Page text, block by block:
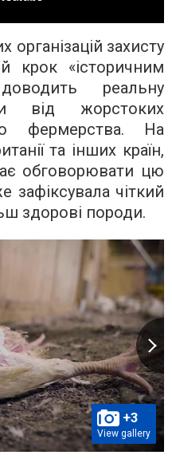
організацій захисту
крок «історичним
реальну
від жорстоких
фермерства. На
та інших країн,
обговорювати цю
зафіксувала чіткий
здорові породи.
+3
View gallery